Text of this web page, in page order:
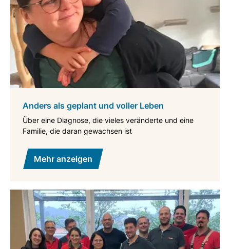
Anders als geplant und voller Leben
Über eine Diagnose, die vieles veränderte und eine
Familie, die daran gewachsen ist
Mehr anzeigen